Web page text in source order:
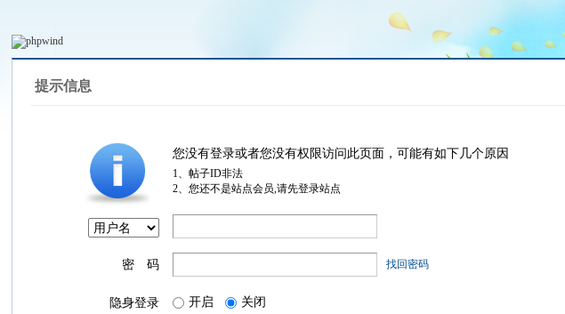
提示信息
您没有登录或者您没有权限访问此页面，可能有如下几个原因
1、帖子ID非法
2、您还不是站点会员,请先登录站点
密 码 找回密码
隐身登录 开启 关闭